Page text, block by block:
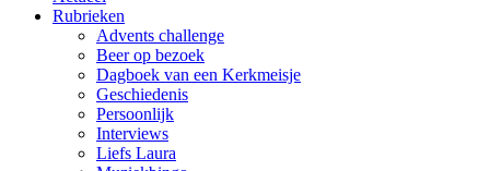
Rubrieken
Advents challenge
Beer op bezoek
Dagboek van een Kerkmeisje
Geschiedenis
Persoonlijk
Interviews
Liefs Laura